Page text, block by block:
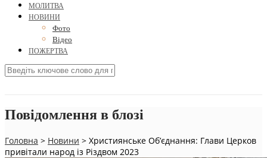
МОЛИТВА
НОВИНИ
Фото
Відео
ПОЖЕРТВА
Повідомлення в блозі
Головна > Новини > Християнське Об’єднання: Глави Церков
привітали народ із Різдвом 2023